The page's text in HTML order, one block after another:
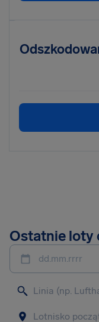
Ostatnie loty
dd.mm.rrrr